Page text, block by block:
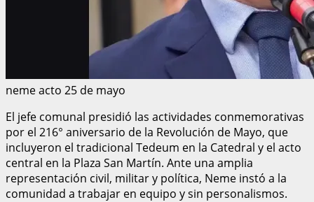
neme acto 25 de mayo
El jefe comunal presidió las actividades conmemorativas
por el 216° aniversario de la Revolución de Mayo, que
incluyeron el tradicional Tedeum en la Catedral y el acto
central en la Plaza San Martín. Ante una amplia
representación civil, militar y política, Neme instó a la
comunidad a trabajar en equipo y sin personalismos.